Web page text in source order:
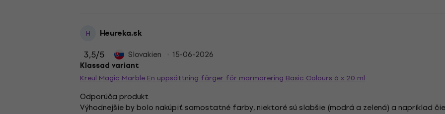
H Heureka.sk
3,5/5 Slovakien 15-06-2026
Klassad variant
Kreul Magic Marble En uppsättning färger för marmorering Basic Colours 6 x 20 ml
Odporúča produkt
Výhodnejšie by bolo nakúpiť samostatné farby, niektoré sú slabšie (modrá a zelená) a napríklad